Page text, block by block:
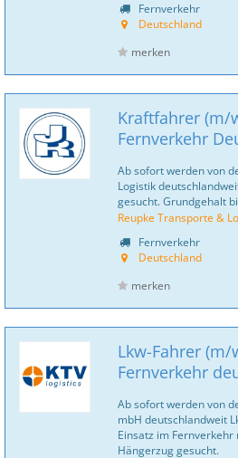
Fernverkehr
Deutschland
merken
Kraftfahrer (m/
Fernverkehr
Ab sofort werden von
Logistik
gesucht. Grundgehalt
Reupke Transporte &
Fernverkehr
Deutschland
merken
Lkw-Fahrer
Fernverkehr
Ab sofort werden von
mbH deutschlandweit
Einsatz im
Hängerzug gesucht.